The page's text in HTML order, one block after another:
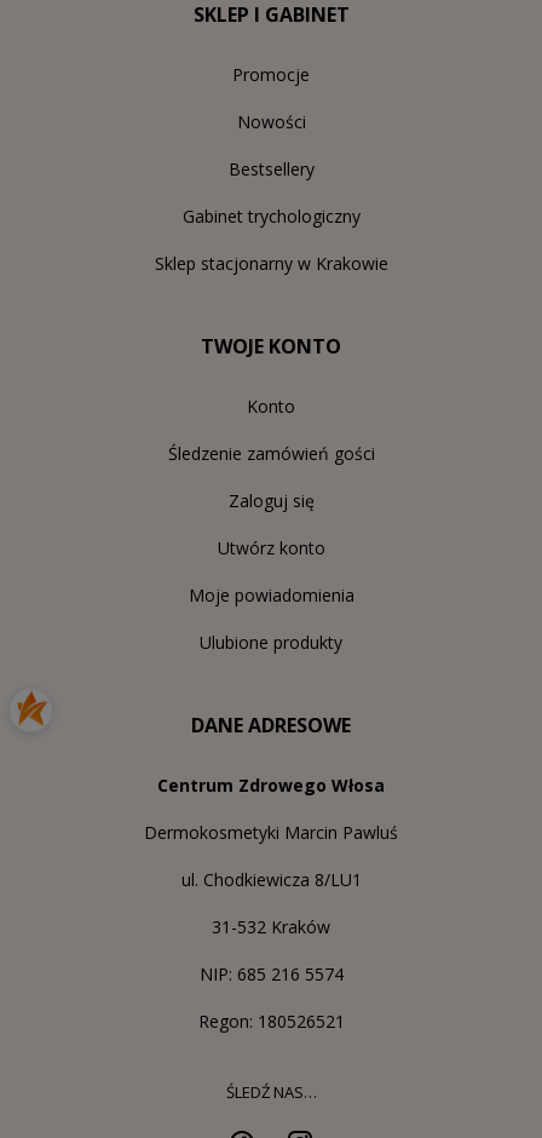
SKLEP I GABINET
Promocje
Nowości
Bestsellery
Gabinet trychologiczny
Sklep stacjonarny w Krakowie
TWOJE KONTO
Konto
Śledzenie zamówień gości
Zaloguj się
Utwórz konto
Moje powiadomienia
Ulubione produkty
DANE ADRESOWE
Centrum Zdrowego Włosa
Dermokosmetyki Marcin Pawluś
ul. Chodkiewicza 8/LU1
31-532 Kraków
NIP: 685 216 5574
Regon: 180526521
ŚLEDŹ NAS…